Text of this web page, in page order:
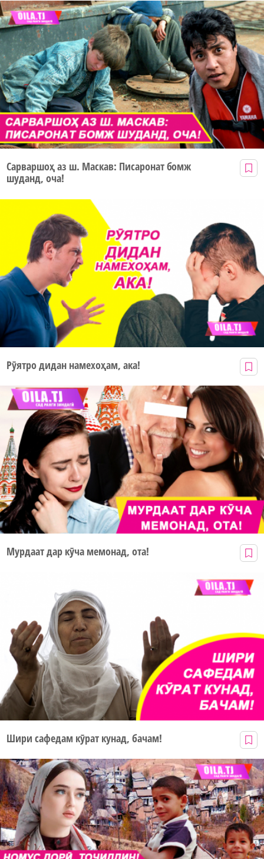
Сарваршоҳ аз ш. Маскав: Писаронат бомж
шуданд, оча!
Рӯятро дидан намехоҳам, ака!
Мурдаат дар кӯча мемонад, ота!
Шири сафедам кӯрат кунад, бачам!